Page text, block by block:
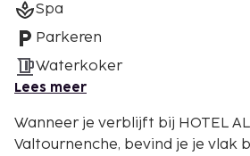
Spa
Parkeren
Waterkoker
Lees meer
Wanneer je verblijft bij HOTEL
Valtournenche, bevind je je vlak